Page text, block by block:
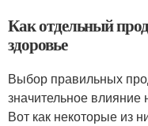
Как отдельный
здоровье
Выбор правильных
значительное
Вот как некоторые из